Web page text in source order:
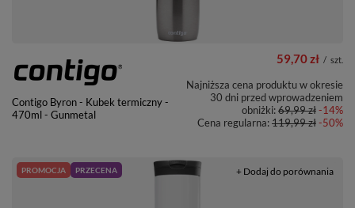
Contigo Byron - Kubek termiczny -
470ml - Gunmetal
59,70 zł / szt.
Najniższa cena produktu w okresie
30 dni przed wprowadzeniem
obniżki:69,99 zł-14%
Cena regularna:119,99 zł-50%
PROMOCJA PRZECENA + Dodaj do porównania